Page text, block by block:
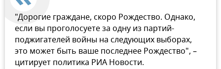
"Дорогие граждане, скоро Рождество. Однако,
если вы проголосуете за одну из партий-
поджигателей войны на следующих выборах,
это может быть ваше последнее Рождество", –
цитирует политика РИА Новости.